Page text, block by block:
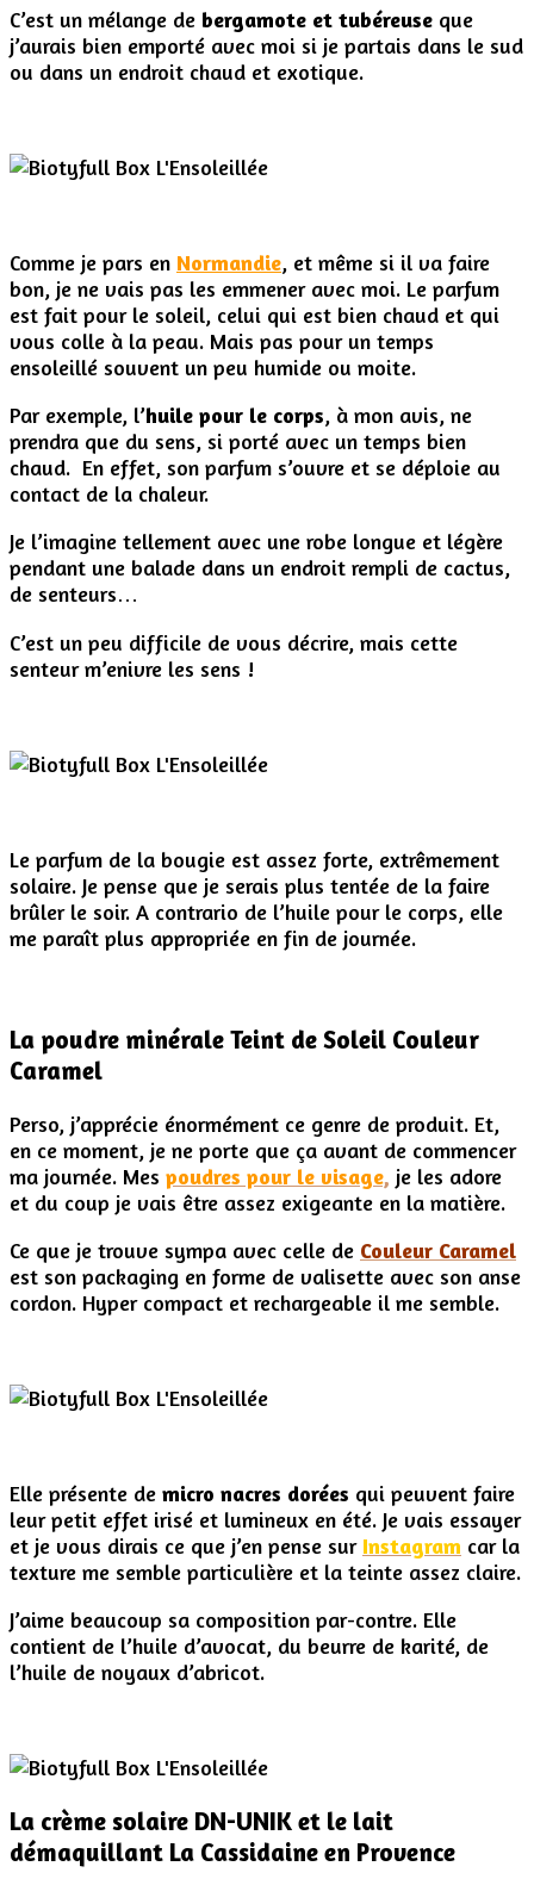
C’est un mélange de bergamote et tubéreuse que
j’aurais bien emporté avec moi si je partais dans le sud
ou dans un endroit chaud et exotique.
Comme je pars en Normandie, et même si il va faire
bon, je ne vais pas les emmener avec moi. Le parfum
est fait pour le soleil, celui qui est bien chaud et qui
vous colle à la peau. Mais pas pour un temps
ensoleillé souvent un peu humide ou moite.
Par exemple, l’huile pour le corps, à mon avis, ne
prendra que du sens, si porté avec un temps bien
chaud. En effet, son parfum s’ouvre et se déploie au
contact de la chaleur.
Je l’imagine tellement avec une robe longue et légère
pendant une balade dans un endroit rempli de cactus,
de senteurs…
C’est un peu difficile de vous décrire, mais cette
senteur m’enivre les sens !
Le parfum de la bougie est assez forte, extrêmement
solaire. Je pense que je serais plus tentée de la faire
brûler le soir. A contrario de l’huile pour le corps, elle
me paraît plus appropriée en fin de journée.
La poudre minérale Teint de Soleil Couleur
Caramel
Perso, j’apprécie énormément ce genre de produit. Et,
en ce moment, je ne porte que ça avant de commencer
ma journée. Mes poudres pour le visage, je les adore
et du coup je vais être assez exigeante en la matière.
Ce que je trouve sympa avec celle de Couleur Caramel
est son packaging en forme de valisette avec son anse
cordon. Hyper compact et rechargeable il me semble.
Elle présente de micro nacres dorées qui peuvent faire
leur petit effet irisé et lumineux en été. Je vais essayer
et je vous dirais ce que j’en pense sur Instagram car la
texture me semble particulière et la teinte assez claire.
J’aime beaucoup sa composition par-contre. Elle
contient de l’huile d’avocat, du beurre de karité, de
l’huile de noyaux d’abricot.
La crème solaire DN-UNIK et le lait
démaquillant La Cassidaine en Provence